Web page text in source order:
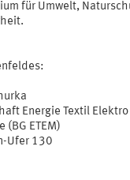
für Umwelt,
Energie Textil Elektro
(BG ETEM)
Ufer 130